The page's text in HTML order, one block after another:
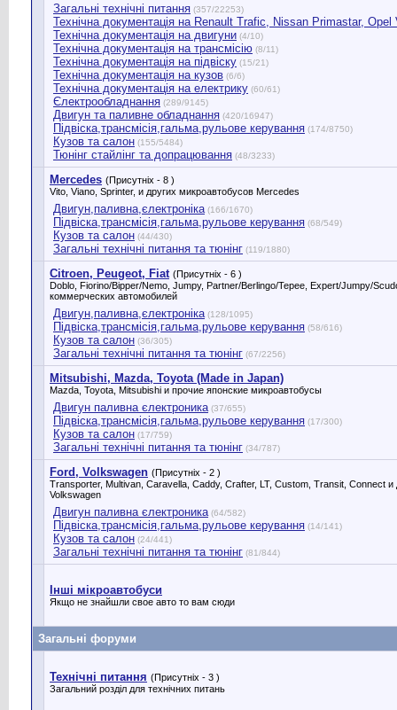
Загальні технічні питання (357/22253)
Технічна документація на Renault Trafic, Nissan Primastar,
Технічна документація на двигуни (4/10)
Технічна документація на трансмісію (8/11)
Технічна документація на підвіску (15/21)
Технічна документація на кузов (6/6)
Технічна документація на електрику (60/61)
Єлектрообладнання (289/9145)
Двигун та паливне обладнання (420/16947)
Підвіска,трансмісія,гальма,рульове керування (174/8750)
Кузов та салон (155/5484)
Тюнінг стайлінг та допрацювання (48/3233)
Mercedes (Присутніх - 8 )
Vito, Viano, Sprinter, и других микроавтобусов Mercedes
Двигун,паливна,єлектроніка (166/1670)
Підвіска,трансмісія,гальма,рульове керування (68/549)
Кузов та салон (44/430)
Загальні технічні питання та тюнінг (119/1880)
Citroen, Peugeot, Fiat (Присутніх - 6 )
Doblo, Fiorino/Bipper/Nemo, Jumpy, Partner/Berlingo/Tepee, Expert/Jumpy/
коммерческих автомобилей
Двигун,паливна,єлектроніка (128/1095)
Підвіска,трансмісія,гальма,рульове керування (58/616)
Кузов та салон (36/305)
Загальні технічні питання та тюнінг (67/2256)
Mitsubishi, Mazda, Toyota (Made in Japan)
Mazda, Toyota, Mitsubishi и прочие японские микроавтобусы
Двигун паливна єлектроника (37/655)
Підвіска,трансмісія,гальма,рульове керування (17/300)
Кузов та салон (17/759)
Загальні технічні питання та тюнінг (34/787)
Ford, Volkswagen (Присутніх - 2 )
Transporter, Multivan, Caravella, Caddy, Crafter, LT, Custom, Transit, Connect и
Volkswagen
Двигун паливна єлектроника (64/582)
Підвіска,трансмісія,гальма,рульове керування (14/141)
Кузов та салон (24/441)
Загальні технічні питання та тюнінг (81/844)
Інші мікроавтобуси
Якщо не знайшли свое авто то вам сюди
Загальні форуми
Технічні питання (Присутніх - 3 )
Загальний розділ для технічних питань